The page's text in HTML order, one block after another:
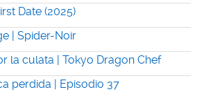
Date (2025)
| Spider-Noir
la culata | Tokyo Dragon Chef
perdida | Episodio 37